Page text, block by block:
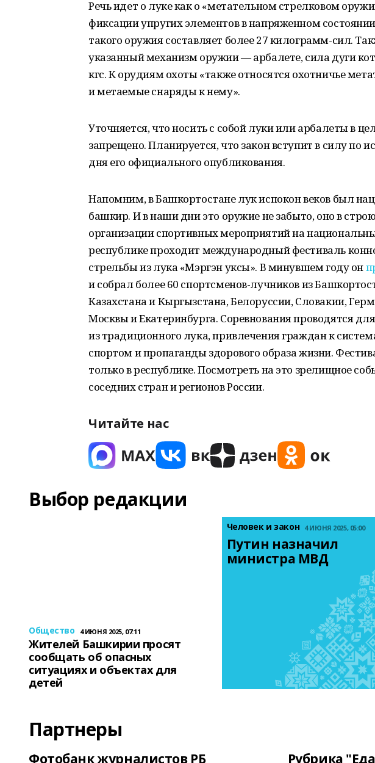
Речь идет о луке как о «метательном стрелковом
фиксации упругих элементов в напряженном
такого оружия составляет более 27 килограмм-сил.
указанный механизм оружии — арбалете, сила дуги
кгс. К орудиям охоты «также относятся охотничье
и метаемые снаряды к нему».
Уточняется, что носить с собой луки или арбалеты в
запрещено. Планируется, что закон вступит в силу по
дня его официального опубликования.
Напомним, в Башкортостане лук испокон веков был
башкир. И в наши дни это оружие не забыто, оно в
организации спортивных мероприятий на
республике проходит международный фестиваль
стрельбы из лука «Мэргэн уксы». В минувшем году он
и собрал более 60 спортсменов-лучников из
Казахстана и Кыргызстана, Белоруссии, Словакии,
Москвы и Екатеринбурга. Соревнования проводятся
из традиционного лука, привлечения граждан к
спортом и пропаганды здорового образа жизни.
только в республике. Посмотреть на это зрелищное
соседних стран и регионов России.
Читайте нас
Выбор редакции
Общество 4 ИЮНЯ 2025, 07:11
Жителей Башкирии просят
сообщать об опасных
ситуациях и объектах для
детей
Человек и закон 4 ИЮНЯ 2025, 05:00
Путин назначил
министра МВД
Партнеры
Фотобанк журналистов РБ Рубрика